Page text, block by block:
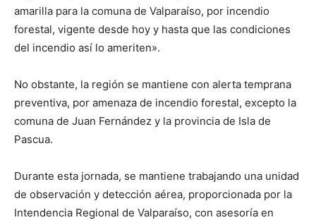
amarilla para la comuna de Valparaíso, por incendio
forestal, vigente desde hoy y hasta que las condiciones
del incendio así lo ameriten».
No obstante, la región se mantiene con alerta temprana
preventiva, por amenaza de incendio forestal, excepto la
comuna de Juan Fernández y la provincia de Isla de
Pascua.
Durante esta jornada, se mantiene trabajando una unidad
de observación y detección aérea, proporcionada por la
Intendencia Regional de Valparaíso, con asesoría en